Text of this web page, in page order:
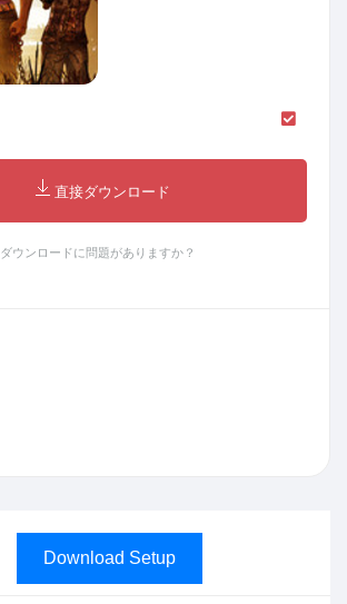
Download Setup
直接ダウンロード
ダウンロードに問題がありますか？